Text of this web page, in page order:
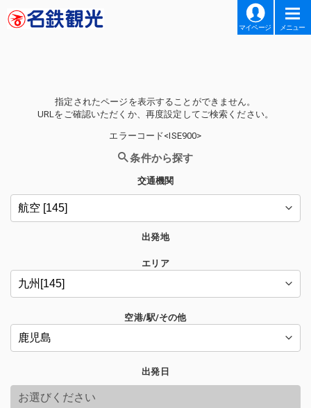
マイページ メニュー
指定されたページを表示することができません。
URLをご確認いただくか、再度設定してご検索ください。
エラーコード<ISE900>
条件から探す
交通機関
出発地
エリア
空港/駅/その他
出発日